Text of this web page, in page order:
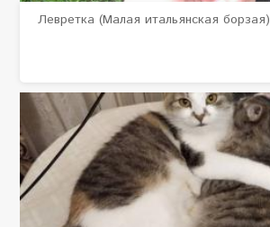
Левретка (Малая итальянская борзая)